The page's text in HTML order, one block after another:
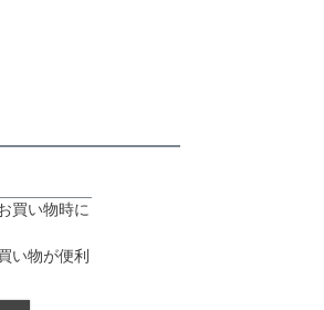
買い物時に
い物が便利